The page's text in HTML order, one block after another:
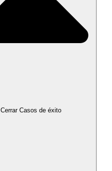
Cerrar Casos de éxito